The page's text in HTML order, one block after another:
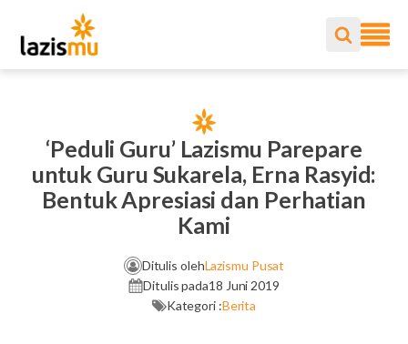
‘Peduli Guru’ Lazismu Parepare
untuk Guru Sukarela, Erna Rasyid:
Bentuk Apresiasi dan Perhatian
Kami
Ditulis olehLazismu Pusat
Ditulis pada18 Juni 2019
Kategori :Berita